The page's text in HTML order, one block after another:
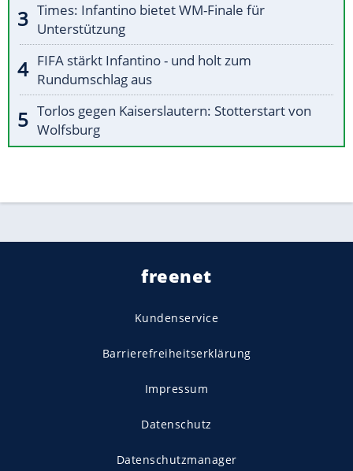
Times: Infantino bietet WM-Finale für
Unterstützung
FIFA stärkt Infantino - und holt zum
Rundumschlag aus
Torlos gegen Kaiserslautern: Stotterstart von
Wolfsburg
freenet
Kundenservice
Barrierefreiheitserklärung
Impressum
Datenschutz
Datenschutzmanager